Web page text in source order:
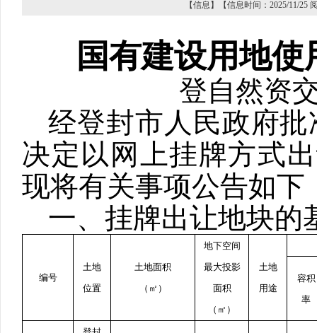
【信息】【信息时间：2025/11/25
国有建设用地
登自然资
经登封市人民政府
决定以网上挂牌方式
现将有关事项公告如下
一、挂牌出让地块的
编号
土地
位置
土地面积
（㎡）
地下空间
最大投影
面积
（㎡）
土地
用途
容积
率